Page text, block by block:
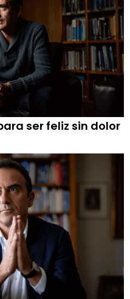
ser feliz sin dolor